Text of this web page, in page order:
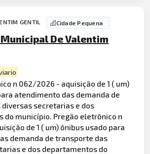
GENTIL Cidade Pequena
De Valentim
n 062/2026 - aquisição de 1 ( um)
atendimento das demanda de
secretarias e dos
do município. Pregão eletrônico n
de 1 ( um) ônibus usado para
demanda de transporte das
e dos departamentos do